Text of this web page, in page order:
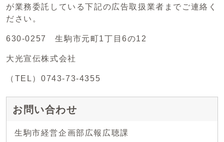
が業務委託している下記の広告取扱業者までご連絡く
ださい。
630-0257 生駒市元町1丁目6の12
大光宣伝株式会社
（TEL）0743-73-4355
お問い合わせ
生駒市経営企画部広報広聴課